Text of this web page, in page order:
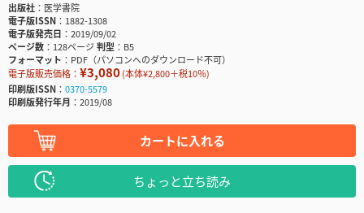
出版社
医学書院
電子版ISSN
1882-1308
電子版発売日
2019/09/02
ページ数
128ページ判型
B5
フォーマット
PDF（パソコンへのダウンロード不可）
電子版販売価格： ¥3,080(本体¥2,800＋税10％)
印刷版ISSN
0370-5579
印刷版発行年月
2019/08
カートに入れる
ちょっと立ち読み